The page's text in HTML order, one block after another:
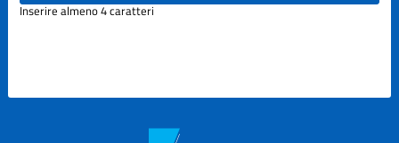
Inserire almeno 4 caratteri